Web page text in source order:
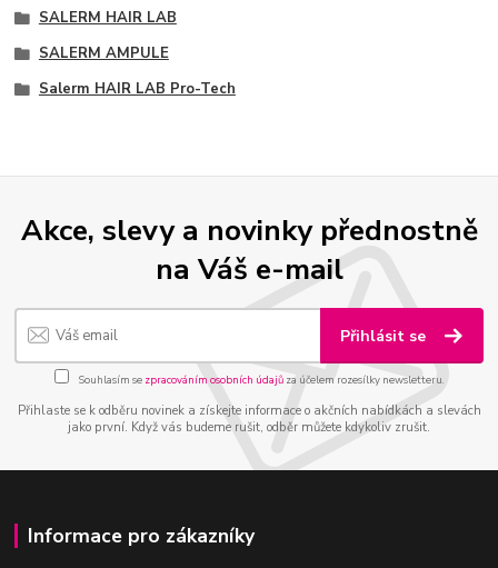
SALERM HAIR LAB
SALERM AMPULE
Salerm HAIR LAB Pro-Tech
Akce, slevy a novinky přednostně
na Váš e-mail
Přihlásit se
Souhlasím se zpracováním osobních údajůza účelem rozesílky newsletteru.
Přihlaste se k odběru novinek a získejte informace o akčních nabídkách a slevách
jako první. Když vás budeme rušit, odběr můžete kdykoliv zrušit.
Informace pro zákazníky